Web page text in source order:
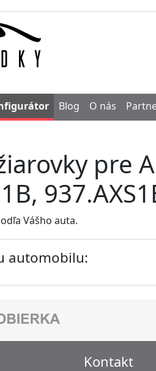
Blog O nás
pre
Vášho auta.
automobilu:
Kontakt